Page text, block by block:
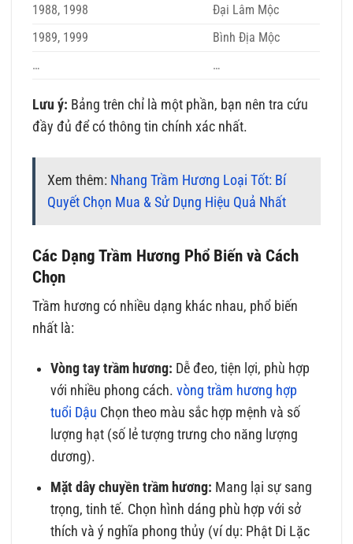
1988, 1998
Đại Lâm Mộc
1989, 1999
Bình Địa Mộc
…
…
Lưu ý: Bảng trên chỉ là một phần, bạn nên tra cứu
đầy đủ để có thông tin chính xác nhất.
Xem thêm: Nhang Trầm Hương Loại Tốt: Bí
Quyết Chọn Mua & Sử Dụng Hiệu Quả Nhất
Các Dạng Trầm Hương Phổ Biến và Cách
Chọn
Trầm hương có nhiều dạng khác nhau, phổ biến
nhất là:
Vòng tay trầm hương: Dễ đeo, tiện lợi, phù hợp
với nhiều phong cách.vòng trầm hương hợp
tuổi Dậu Chọn theo màu sắc hợp mệnh và số
lượng hạt (số lẻ tượng trưng cho năng lượng
dương).
Mặt dây chuyền trầm hương: Mang lại sự sang
trọng, tinh tế. Chọn hình dáng phù hợp với sở
thích và ý nghĩa phong thủy (ví dụ: Phật Di Lặc